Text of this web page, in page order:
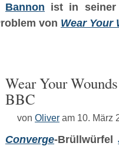
Bannon ist in seiner
von Wear Your
Wear Your
BBC
von Oliver am 10. März
Converge-Brüllwürfel